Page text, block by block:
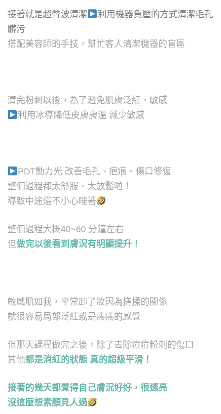
接著就是超聲波清潔
利用機器負壓的方式清潔毛孔
髒污
搭配美容師的手技，幫忙客人清潔機器的盲區
清完粉刺以後，為了避免肌膚泛紅、敏感
利用冰導降低皮膚膚溫 減少敏感
PDT動力光 改善毛孔、疤痕、傷口修復
整個過程都太舒服、太放鬆啦！
導致中途還不小心睡著
整個過程大概40~60 分鐘左右
但做完以後看到膚況有明顯提升！
敏感肌如我，平常卸了妝因為搓揉的關係
就很容易局部泛紅或是癢癢的感覺
但那天課程做完之後，除了去除痘痘粉刺的傷口
其他都是消紅的狀態 真的超級平滑！
接著的幾天都覺得自己膚況好好，很透亮
沒這麼想素顏見人過